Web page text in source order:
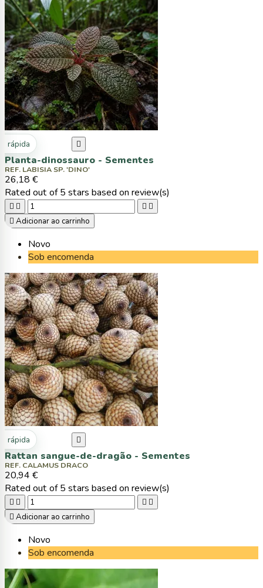
rápida 
Planta-dinossauro - Sementes
REF. LABISIA SP. 'DINO'
26,18 €
Rated out of 5 stars based on review(s)
   
 Adicionar ao carrinho
Novo
Sob encomenda
rápida 
Rattan sangue-de-dragão - Sementes
REF. CALAMUS DRACO
20,94 €
Rated out of 5 stars based on review(s)
   
 Adicionar ao carrinho
Novo
Sob encomenda